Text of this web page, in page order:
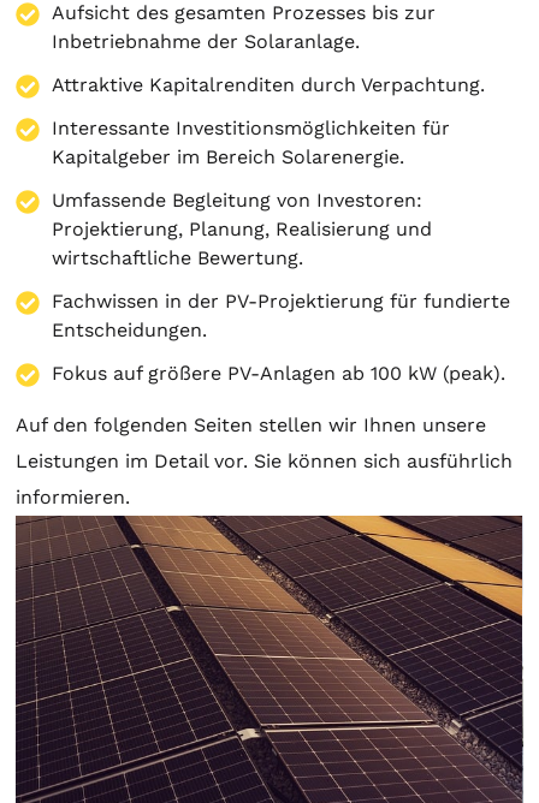
Aufsicht des gesamten Prozesses bis zur
Inbetriebnahme der Solaranlage.
Attraktive Kapitalrenditen durch Verpachtung.
Interessante Investitionsmöglichkeiten für
Kapitalgeber im Bereich Solarenergie.
Umfassende Begleitung von Investoren:
Projektierung, Planung, Realisierung und
wirtschaftliche Bewertung.
Fachwissen in der PV-Projektierung für fundierte
Entscheidungen.
Fokus auf größere PV-Anlagen ab 100 kW (peak).
Auf den folgenden Seiten stellen wir Ihnen unsere
Leistungen im Detail vor. Sie können sich ausführlich
informieren.